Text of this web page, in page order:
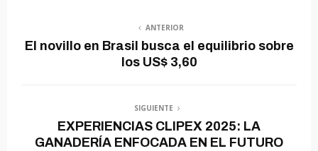
ANTERIOR
El novillo en Brasil busca el equilibrio sobre
los US$ 3,60
SIGUIENTE
EXPERIENCIAS CLIPEX 2025: LA
GANADERÍA ENFOCADA EN EL FUTURO